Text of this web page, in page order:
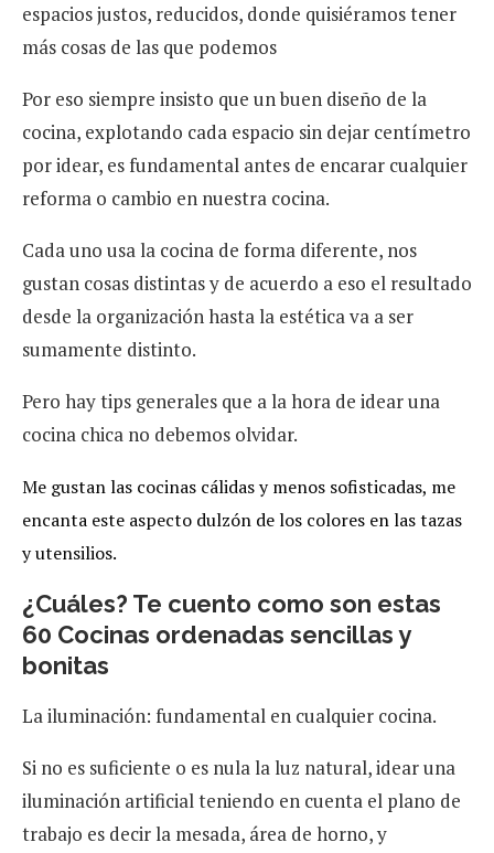
espacios justos, reducidos, donde quisiéramos tener
más cosas de las que podemos
Por eso siempre insisto que un buen diseño de la
cocina, explotando cada espacio sin dejar centímetro
por idear, es fundamental antes de encarar cualquier
reforma o cambio en nuestra cocina.
Cada uno usa la cocina de forma diferente, nos
gustan cosas distintas y de acuerdo a eso el resultado
desde la organización hasta la estética va a ser
sumamente distinto.
Pero hay tips generales que a la hora de idear una
cocina chica no debemos olvidar.
Me gustan las cocinas cálidas y menos sofisticadas, me
encanta este aspecto dulzón de los colores en las tazas
y utensilios.
¿Cuáles? Te cuento como son estas
60 Cocinas ordenadas sencillas y
bonitas
La iluminación: fundamental en cualquier cocina.
Si no es suficiente o es nula la luz natural, idear una
iluminación artificial teniendo en cuenta el plano de
trabajo es decir la mesada, área de horno, y